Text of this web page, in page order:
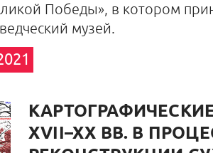
Победы», в котором
музей.
XVII–XX ВВ. В